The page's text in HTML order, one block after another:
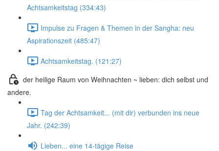
Achtsamkeitstag (334:43)
Impulse zu Fragen & Themen in der Sangha: neu
Aspirationszeit (485:47)
Achtsamkeitstag. (121:27)
der heilige Raum von Weihnachten ~ lieben: dich selbst und
andere.
Tag der Achtsamkeit... (mit dir) verbunden ins neue
Jahr. (242:39)
Lieben... eine 14-tägige Reise